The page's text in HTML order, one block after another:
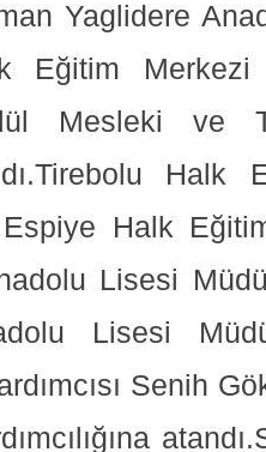
Yaglidere
Eğitim
Mesleki ve
Halk
Halk
Lisesi
Lisesi
Senih